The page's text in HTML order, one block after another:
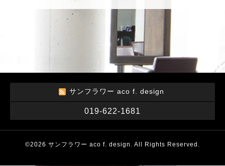
サンフラワー aco f. design
019-622-1681
©2026 サンフラワー aco f. design . All Rights Reserved.